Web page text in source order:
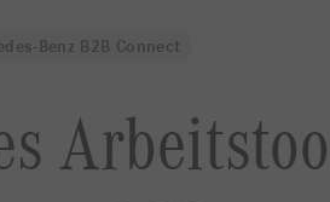
Benz B2B Connect